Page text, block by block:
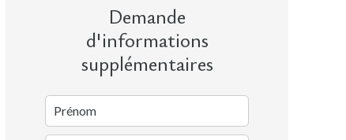
Demande
d'informations
supplémentaires